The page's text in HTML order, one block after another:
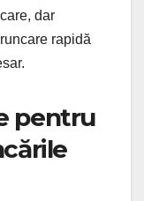
dar
rapidă
pentru